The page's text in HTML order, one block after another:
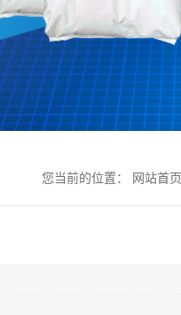
您当前的位置： 网站首页